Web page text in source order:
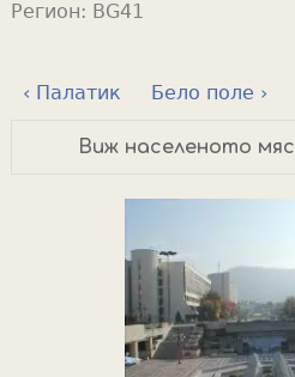
Регион: BG41
‹ Палатик Бело поле ›
Виж населеното